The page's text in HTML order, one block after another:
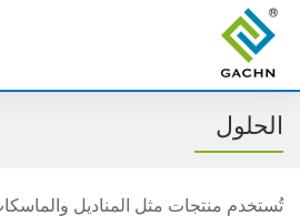
الحلول
تُستخدم منتجات مثل المناديل